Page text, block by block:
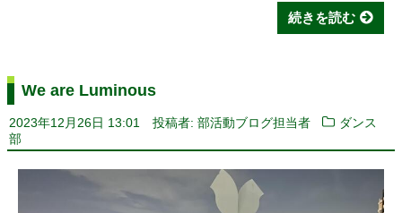
続きを読む
We are Luminous
2023年12月26日 13:01 投稿者: 部活動ブログ担当者
ダンス
部